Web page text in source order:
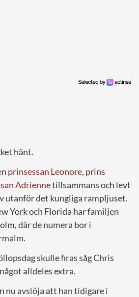
hänt.
prinsessan Leonore, prins
Adriennetillsammans och levt
utanför det kungliga rampljuset.
York och Florida har familjen
där de numera bor i
skulle firas såg Chris
alldeles extra.
nu avslöja att han tidigare i